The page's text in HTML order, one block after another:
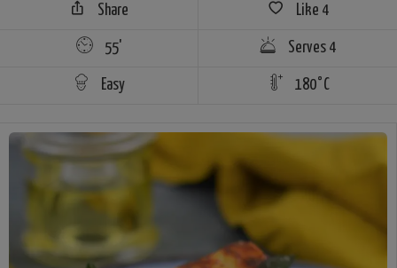
Share Like 4
55' Serves 4
Easy 180°C